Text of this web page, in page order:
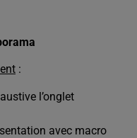
:
l’onglet
avec macro